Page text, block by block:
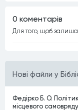
Нові файли у
Федірко Б. О.
місцевого
0 коментарiв
Для того, щоб